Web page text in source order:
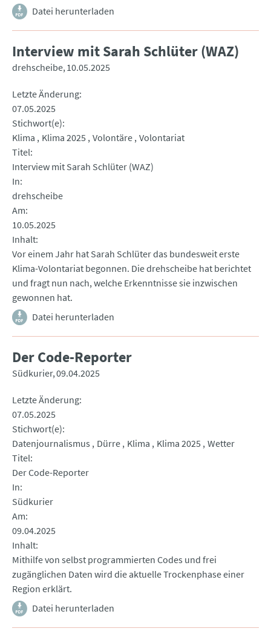
Datei herunterladen
Interview mit Sarah Schlüter (WAZ)
drehscheibe 10.05.2025
Letzte Änderung
07.05.2025
Stichwort(e)
Klima
Klima 2025 Volontäre Volontariat
Titel
Interview mit Sarah Schlüter (WAZ)
In
drehscheibe
Am
10.05.2025
Inhalt
Vor einem Jahr hat Sarah Schlüter das bundesweit erste
Klima-Volontariat begonnen. Die drehscheibe hat berichtet
und fragt nun nach, welche Erkenntnisse sie inzwischen
gewonnen hat.
Datei herunterladen
Der Code-Reporter
Südkurier 09.04.2025
Letzte Änderung
07.05.2025
Stichwort(e)
Datenjournalismus
Dürre Klima Klima 2025 Wetter
Titel
Der Code-Reporter
In
Südkurier
Am
09.04.2025
Inhalt
Mithilfe von selbst programmierten Codes und frei
zugänglichen Daten wird die aktuelle Trockenphase einer
Region erklärt.
Datei herunterladen